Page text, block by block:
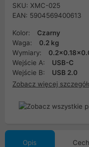
SKU: XMC-025
EAN: 5904569400613
Kolor:
Czarny
Waga:
0.2 kg
Wymiary:
Wejście A:
USB-C
Wejście B:
USB 2.0
Zobacz więcej
Opis